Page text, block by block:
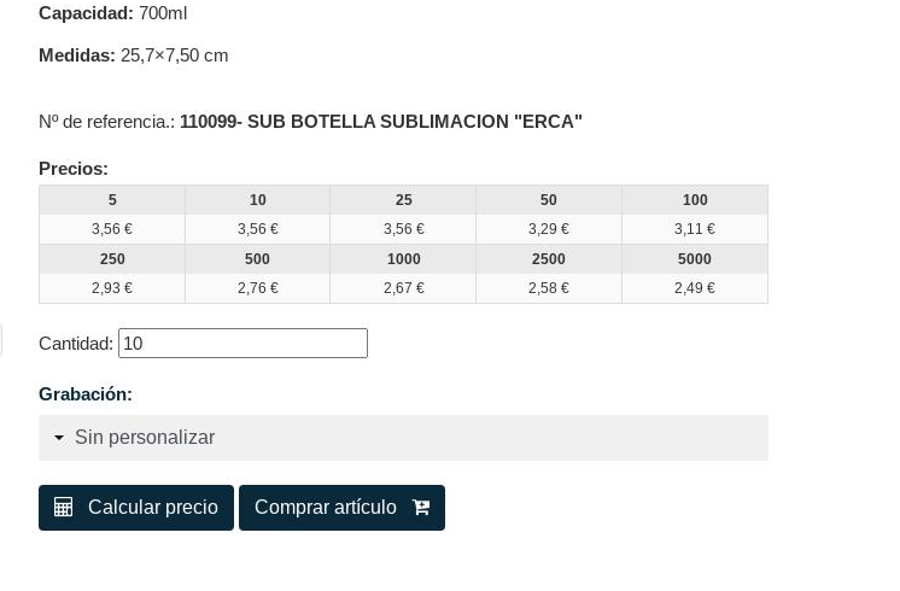
Capacidad: 700ml
Medidas: 25,7×7,50 cm
Nº de referencia.: 110099- SUB BOTELLA SUBLIMACION "ERCA"
Precios:
5
3,56 €
10
3,56 €
25
3,56 €
50
3,29 €
100
3,11 €
250
2,93 €
500
2,76 €
1000
2,67 €
2500
2,58 €
5000
2,49 €
Cantidad:
Grabación:
Calcular precio Comprar artículo